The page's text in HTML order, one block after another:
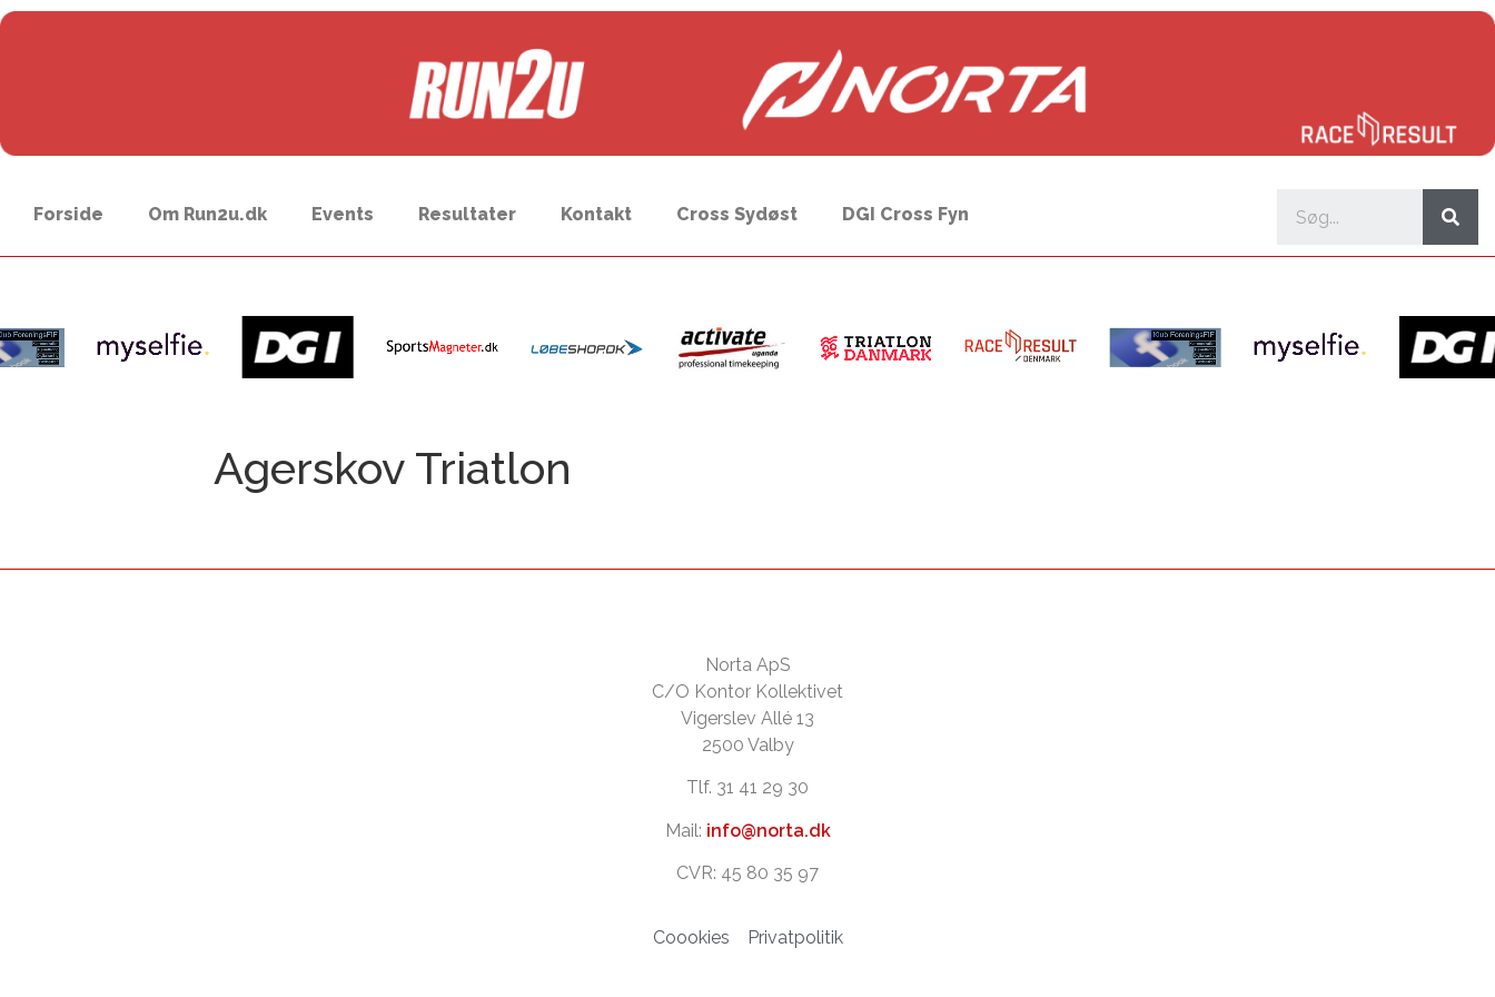
Forside Om Run2u.dk Events Resultater Kontakt Cross Sydøst DGI Cross Fyn
Agerskov Triatlon
Norta ApS
C/O Kontor Kollektivet
Vigerslev Allé 13
2500 Valby
Tlf. 31 41 29 30
Mail: info@norta.dk
CVR: 45 80 35 97
Coookies Privatpolitik